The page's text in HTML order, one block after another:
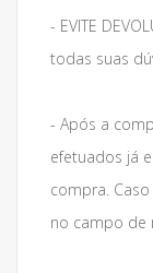
- EVITE
todas suas
- Após a
efetuados já
compra.
no campo de